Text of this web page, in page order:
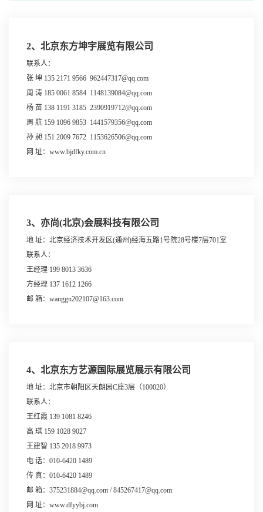
2、北京东方坤宇展览有限公司
联系人：
张 坤 135 2171 9566 962447317@qq.com
周 涛 185 0061 8584 1148139084@qq.com
杨 苗 138 1191 3185 2390919712@qq.com
周 航 159 1096 9853 1441579356@qq.com
孙 昶 151 2009 7672 1153626506@qq.com
网 址：www.bjdfky.com.cn
3、亦尚(北京)会展科技有限公司
地 址：北京经济技术开发区(通州)经海五路1号院28号楼7层701室
联系人：
王经理 199 8013 3636
方经理 137 1612 1266
邮 箱：wanggn202107@163.com
4、北京东方艺源国际展览展示有限公司
地 址：北京市朝阳区天朗园C座3层（100020）
联系人：
王红霞 139 1081 8246
高 琪 159 1028 9027
王建智 135 2018 9973
电 话：010-6420 1489
传 真：010-6420 1489
邮 箱：375231884@qq.com / 845267417@qq.com
网 址：www.dfyybj.com